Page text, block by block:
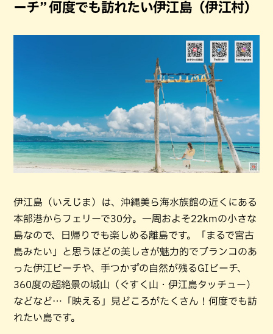
ーチ” 何度でも訪れたい伊江島（伊江村）
伊江島（いえじま）は、沖縄美ら海水族館の近くにある
本部港からフェリーで30分。一周およそ22kmの小さな
島なので、日帰りでも楽しめる離島です。「まるで宮古
島みたい」と思うほどの美しさが魅力的でブランコのあ
った伊江ビーチや、手つかずの自然が残るGIビーチ、
360度の超絶景の城山（ぐすく山・伊江島タッチュー）
などなど…「映える」見どころがたくさん！何度でも訪
れたい島です。